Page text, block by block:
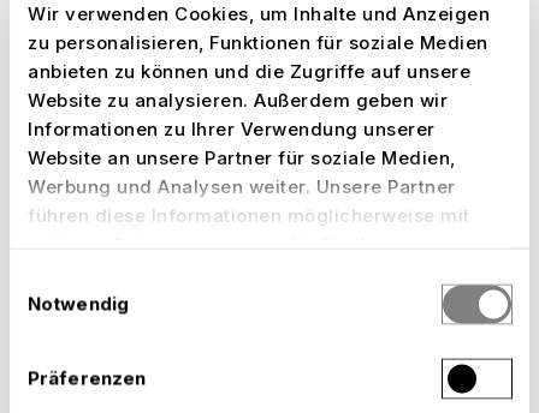
Wir verwenden Cookies, um Inhalte und Anzeigen
zu personalisieren, Funktionen für soziale Medien
anbieten zu können und die Zugriffe auf unsere
Website zu analysieren. Außerdem geben wir
Informationen zu Ihrer Verwendung unserer
Website an unsere Partner für soziale Medien,
Werbung und Analysen weiter. Unsere Partner
führen diese Informationen möglicherweise mit
Nutzung der Dienste gesammelt haben.
Notwendig
Präferenzen
wurde das Bauwerk durch zwei PA-
Beschallungsanlagen und einen LED-Tower, die
für eine aufregende Atmosphäre sorgten.
«Unsere Monteure wissen genau, worauf es
ankommt. Die Erfahrung und das Können
unseres Teams aus dem Projekt Big Air Chur
und vielen anderen komplexen Eventbauten
Sicherheitsstandards entsprach», betont
Gottfried Kaisermayr, Projektleiter von NÜSSLI.